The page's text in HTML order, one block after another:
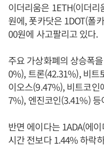
이더리움은 1ETH(이더
원에, 폿카닷은 1DOT(폴
00원에 사고팔리고 있다.
주요 가상화폐의 상승폭
0%), 트론(42.31%), 비트
이오스(9.47%), 비트코
7%), 엔진코인(3.41%) 등
반면 에이다는 1ADA(에
시간 전보다 1.44% 하락